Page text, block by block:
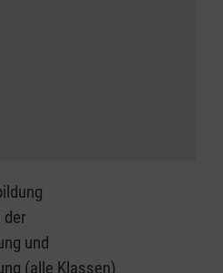
der
und
(alle Klassen)